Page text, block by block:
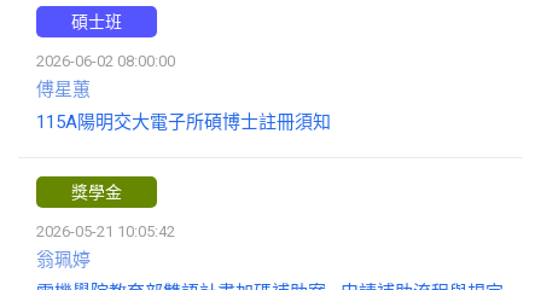
碩士班
2026-06-02 08:00:00
傅星蕙
115A陽明交大電子所碩博士註冊須知
獎學金
2026-05-21 10:05:42
翁珮婷